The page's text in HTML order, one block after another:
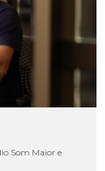
Som Maior e